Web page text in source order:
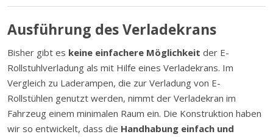
Ausführung des Verladekrans
Bisher gibt es keine einfachere Möglichkeit der E-
Rollstuhlverladung als mit Hilfe eines Verladekrans. Im
Vergleich zu Laderampen, die zur Verladung von E-
Rollstühlen genutzt werden, nimmt der Verladekran im
Fahrzeug einem minimalen Raum ein. Die Konstruktion haben
wir so entwickelt, dass die Handhabung einfach und